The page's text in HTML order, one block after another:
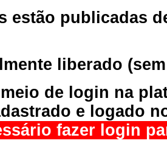
estão publicadas
liberado
de login na
e logado
fazer login